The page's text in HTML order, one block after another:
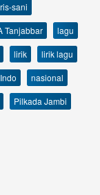
sani
Tanjabbar
lagu
lirik
lirik lagu
nasional
Pilkada Jambi